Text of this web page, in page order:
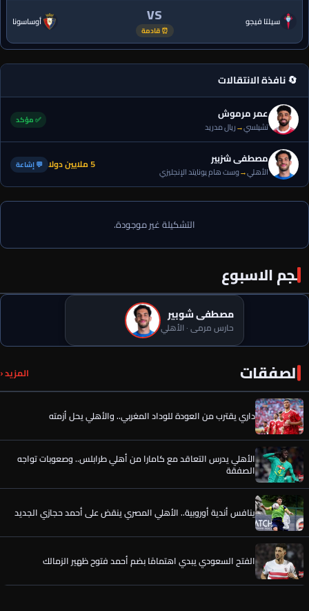
سيلتا فيجو VS
⏰ قادمة
أوساسونا
🔄 نافذة الانتقالات
عمر مرموش
تشيلسي→ريال مدريد
✅ مؤكد
مصطفى شزبير
الأهلي→وست هام يونايتد الإنجليزي 5 ملايين دولا 💬 إشاعة
التشكيلة غير موجودة.
نجم الاسبوع
مصطفى شوبير
حارس مرمى · الأهلي
الصفقات المزيد ‹ أحمد عبد القادر يخضع لجلسة تصوير كلاعب لبيراميدز
داري يقترب من العودة للوداد المغربي.. والأهلي يحل أزمته
الأهلي يدرس التعاقد مع كامارا من أهلي طرابلس.. وصعوبات تواجه
الصفقة
ينافس أندية أوروبية.. الأهلي المصري ينقض على أحمد حجازي الجديد
الفتح السعودي يبدي اهتمامًا بضم أحمد فتوح ظهير الزمالك